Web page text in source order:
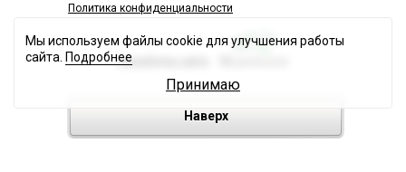
Политика конфиденциальности
Разработка сайта
Наверх
Мы используем файлы cookie для улучшения работы
сайта. Подробнее
Принимаю